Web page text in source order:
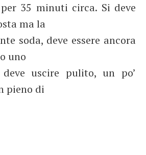
35 minuti circa. Si deve
ma la
soda, deve essere ancora
uno
uscire pulito, un po’
pieno di